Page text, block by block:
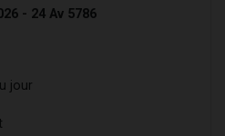
- 24 Av 5786
jour